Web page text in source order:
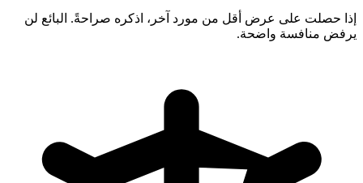
إذا حصلت على عرض أقل من مورد آخر، اذكره صراحةً. البائع لن
يرفض منافسة واضحة.